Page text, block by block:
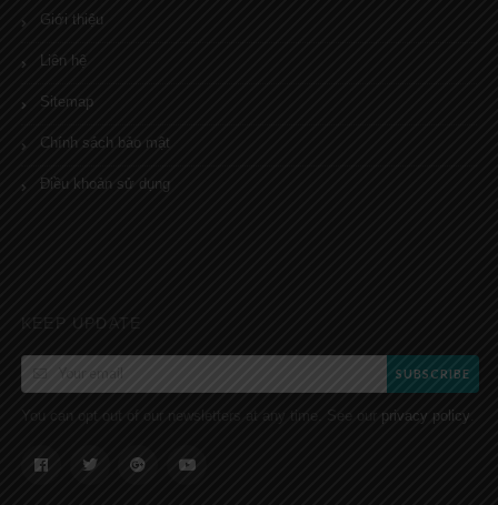
Giới thiệu
Liên hệ
Sitemap
Chính sách bảo mật
Điều khoản sử dụng
KEEP UPDATE
SUBSCRIBE
You can opt out of our newsletters at any time. See our privacy policy